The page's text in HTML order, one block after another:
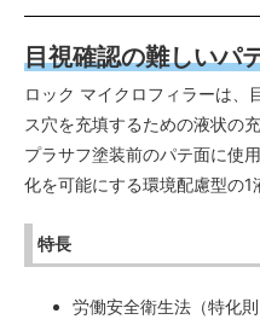
目視確認の難しいパ
ロック マイクロフィラーは、
ス穴を充填するための液状の充
プラサフ塗装前のパテ面に使
化を可能にする環境配慮型の1
特長
労働安全衛生法（特化